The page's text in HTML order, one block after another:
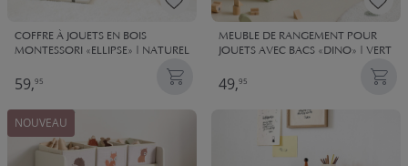
COFFRE À JOUETS EN BOIS
MONTESSORI «ELLIPSE» | NATUREL
59,95
MEUBLE DE RANGEMENT POUR
JOUETS AVEC BACS «DINO» | VERT
49,95
NOUVEAU